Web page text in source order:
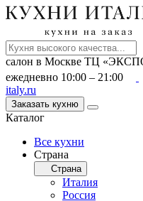
салон в Москве ТЦ
ежедневно 10:00 – 21:00
italy.ru
Заказать кухню
Каталог
Все кухни
Страна
Страна
Италия
Россия